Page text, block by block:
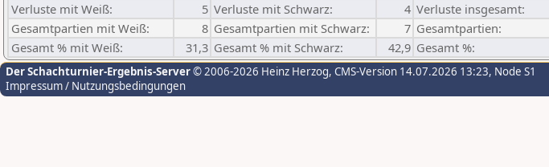
Verluste mit Weiß:
5 Verluste mit Schwarz: 4 Verluste insgesamt:
Gesamtpartien mit Weiß:
8 Gesamtpartien mit Schwarz: 7 Gesamtpartien:
Gesamt % mit Weiß:
31,3 Gesamt % mit Schwarz: 42,9 Gesamt %:
Der Schachturnier-Ergebnis-Server© 2006-2026 Heinz Herzog, CMS-Version 14.07.2026 13:23, Node S1
Impressum / Nutzungsbedingungen